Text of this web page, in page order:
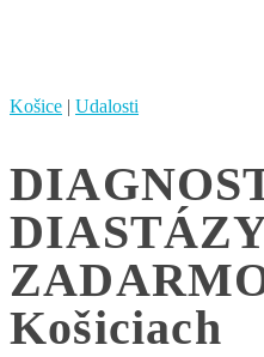
Košice | Udalosti
Košiciach